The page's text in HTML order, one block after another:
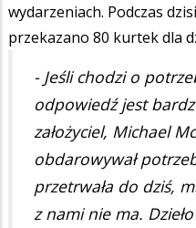
wydarzeniach. Podczas
przekazano 80 kurtek dla
- Jeśli chodzi o
odpowiedź jest
założyciel, Michael
obdarowywał
przetrwała do dziś,
z nami nie ma.